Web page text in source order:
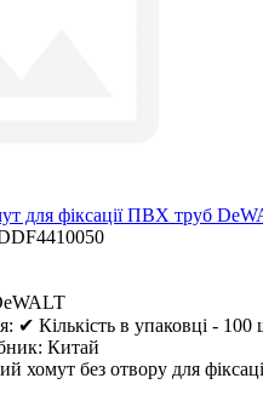
для фіксації ПВХ труб
✔ Кількість в упаковці - 100
Китай
хомут без отвору для